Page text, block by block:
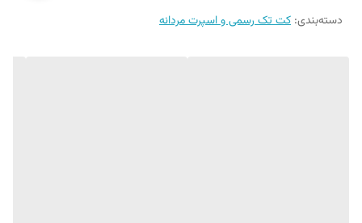
قواره اسلیم فیت و اندامی
دسته‌بندی: کت تک رسمی و اسپرت مردانه